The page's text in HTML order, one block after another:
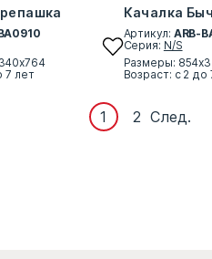
7 лет
Качалка
Артикул: ARB-
Серия: N/S
Размеры:
Возраст: с 2 до
1 2 След.